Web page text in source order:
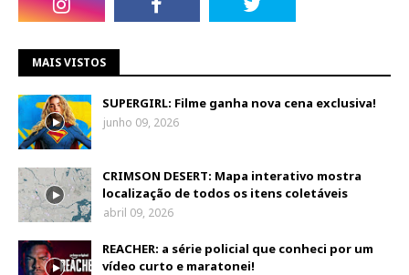
MAIS VISTOS
SUPERGIRL: Filme ganha nova cena exclusiva!
junho 09, 2026
CRIMSON DESERT: Mapa interativo mostra
localização de todos os itens coletáveis
abril 09, 2026
REACHER: a série policial que conheci por um
vídeo curto e maratonei!